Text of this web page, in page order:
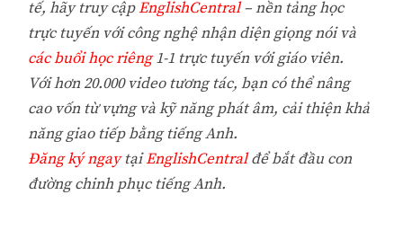
tế, hãy truy cậpEnglishCentral– nền tảng học
trực tuyến với công nghệ nhận diện giọng nói và
các buổi học riêng1-1 trực tuyến với giáo viên.
Với hơn 20.000 video tương tác, bạn có thể nâng
cao vốn từ vựng và kỹ năng phát âm, cải thiện khả
năng giao tiếp bằng tiếng Anh.
Đăng ký ngaytạiEnglishCentralđể bắt đầu con
đường chinh phục tiếng Anh.